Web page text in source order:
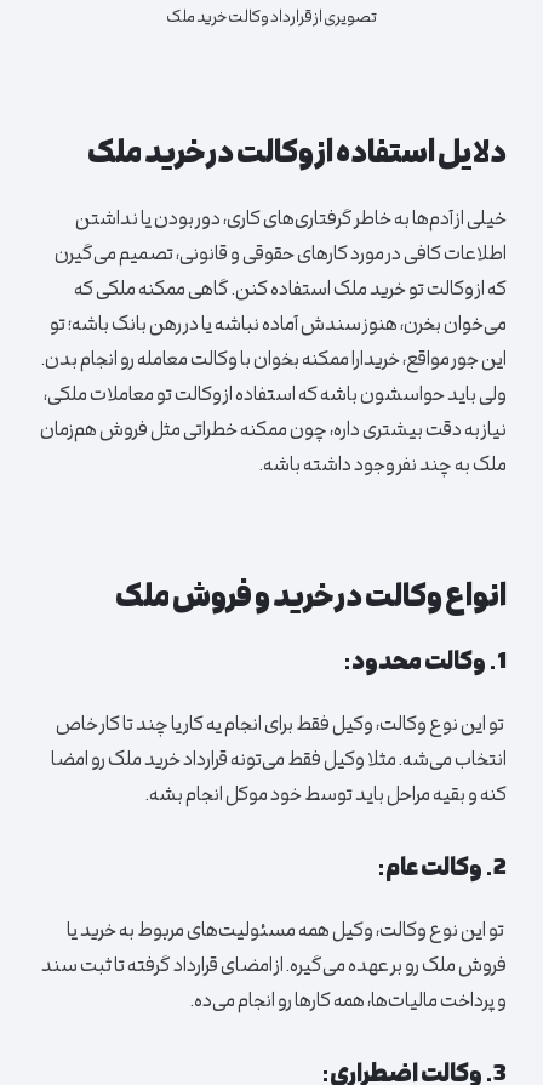
تصویری از قرارداد وکالت خرید ملک
دلایل استفاده از وکالت در خرید ملک
خیلی از آدم‌ها به خاطر گرفتاری‌های کاری، دور بودن یا نداشتن
اطلاعات کافی در مورد کارهای حقوقی و قانونی، تصمیم می‌گیرن
که از وکالت تو خرید ملک استفاده کنن. گاهی ممکنه ملکی که
می‌خوان بخرن، هنوز سندش آماده نباشه یا در رهن بانک باشه؛ تو
این جور مواقع، خریدارا ممکنه بخوان با وکالت معامله رو انجام بدن.
ولی باید حواسشون باشه که استفاده از وکالت تو معاملات ملکی،
نیاز به دقت بیشتری داره، چون ممکنه خطراتی مثل فروش هم‌زمان
ملک به چند نفر وجود داشته باشه.
انواع وکالت در خرید و فروش ملک
1. وکالت محدود:
تو این نوع وکالت، وکیل فقط برای انجام یه کار یا چند تا کار خاص
انتخاب می‌شه. مثلا وکیل فقط می‌تونه قرارداد خرید ملک رو امضا
کنه و بقیه مراحل باید توسط خود موکل انجام بشه.
2. وکالت عام:
تو این نوع وکالت، وکیل همه مسئولیت‌های مربوط به خرید یا
فروش ملک رو بر عهده می‌گیره. از امضای قرارداد گرفته تا ثبت سند
و پرداخت مالیات‌ها، همه کارها رو انجام می‌ده.
3. وکالت اضطراری: